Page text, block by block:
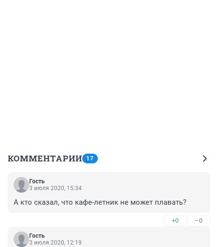
КОММЕНТАРИИ 17
Гость
3 июля 2020, 15:34
А кто сказал, что кафе-летник не может плавать?
+0 –0
Гость
3 июля 2020, 12:19